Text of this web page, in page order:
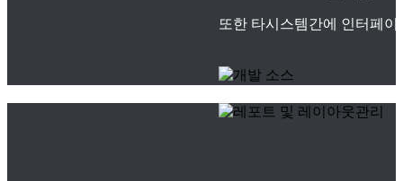
또한 타시스템간에 인터페